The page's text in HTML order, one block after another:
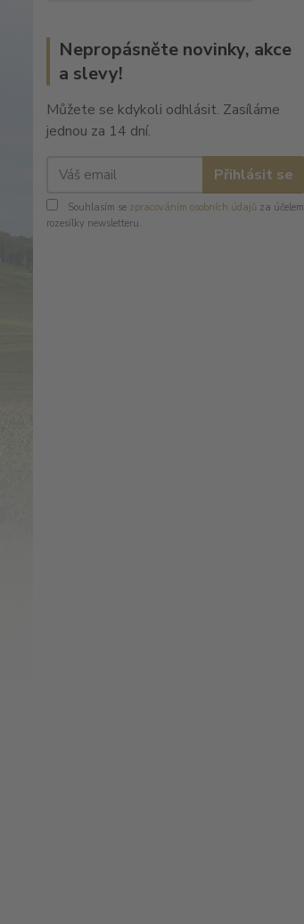
Nepropásněte novinky, akce
a slevy!
Můžete se kdykoli odhlásit. Zasíláme
jednou za 14 dní.
Přihlásit se
Souhlasím se zpracováním osobních údajů za účelem
rozesílky newsletteru.